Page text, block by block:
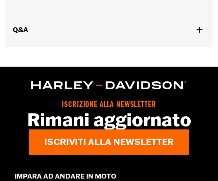
Technician da parte di un concessionario Harley-Davidson, per i
Q&A
ISCRIZIONE ALLA NEWSLETTER
Rimani aggiornato
ISCRIVITI ALLA NEWSLETTER
IMPARA AD ANDARE IN MOTO